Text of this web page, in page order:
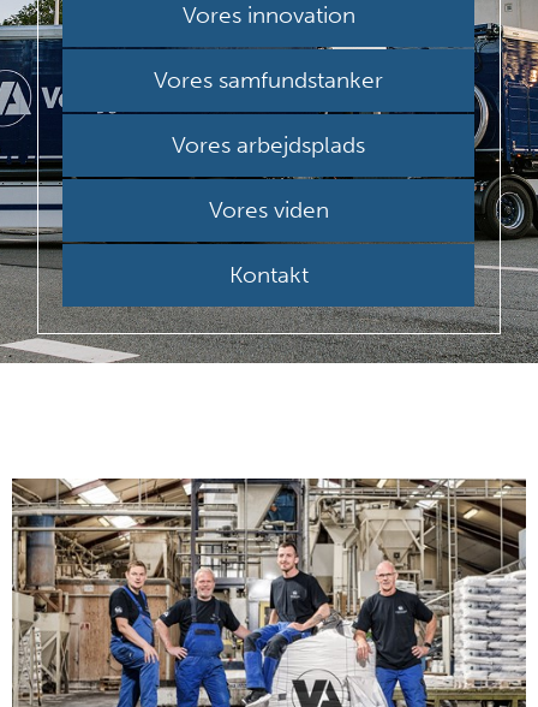
Vores innovation
Vores samfundstanker
Vores arbejdsplads
Vores viden
Kontakt